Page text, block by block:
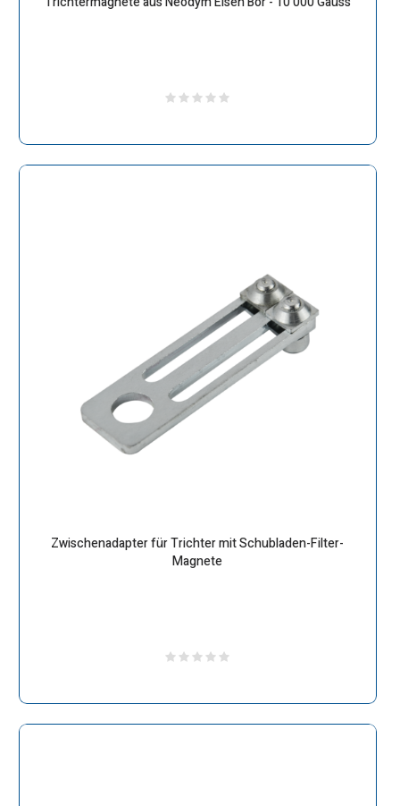
Zwischenadapter für Trichter mit Schubladen-Filter-
Magnete